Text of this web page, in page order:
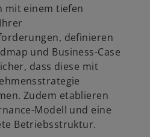
mit einem tiefen
definieren
und Business-Case
dass diese mit
Zudem etablieren
Modell und eine
Betriebsstruktur.